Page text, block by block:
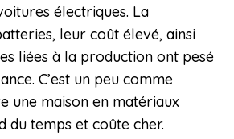
électriques. La
leur coût élevé, ainsi
liées à la production ont pesé
C’est un peu comme
une maison en matériaux
du temps et coûte cher.